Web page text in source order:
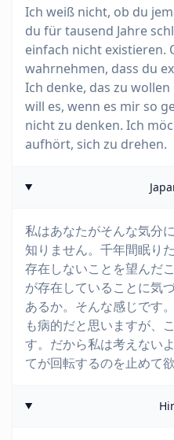
Ich weiß nicht, ob du
du für tausend Jahre
einfach nicht existieren.
wahrnehmen, dass du
Ich denke, das zu
will es, wenn es mir so
nicht zu denken. Ich
aufhört, sich zu drehen.
私はあなたがそんな気分
知りません。千年間眠り
存在しないことを望んだ
が存在していることに気
あるか。そんな感じです
も病的だと思いますが、
す。だから私は考えない
てが回転するのを止めて